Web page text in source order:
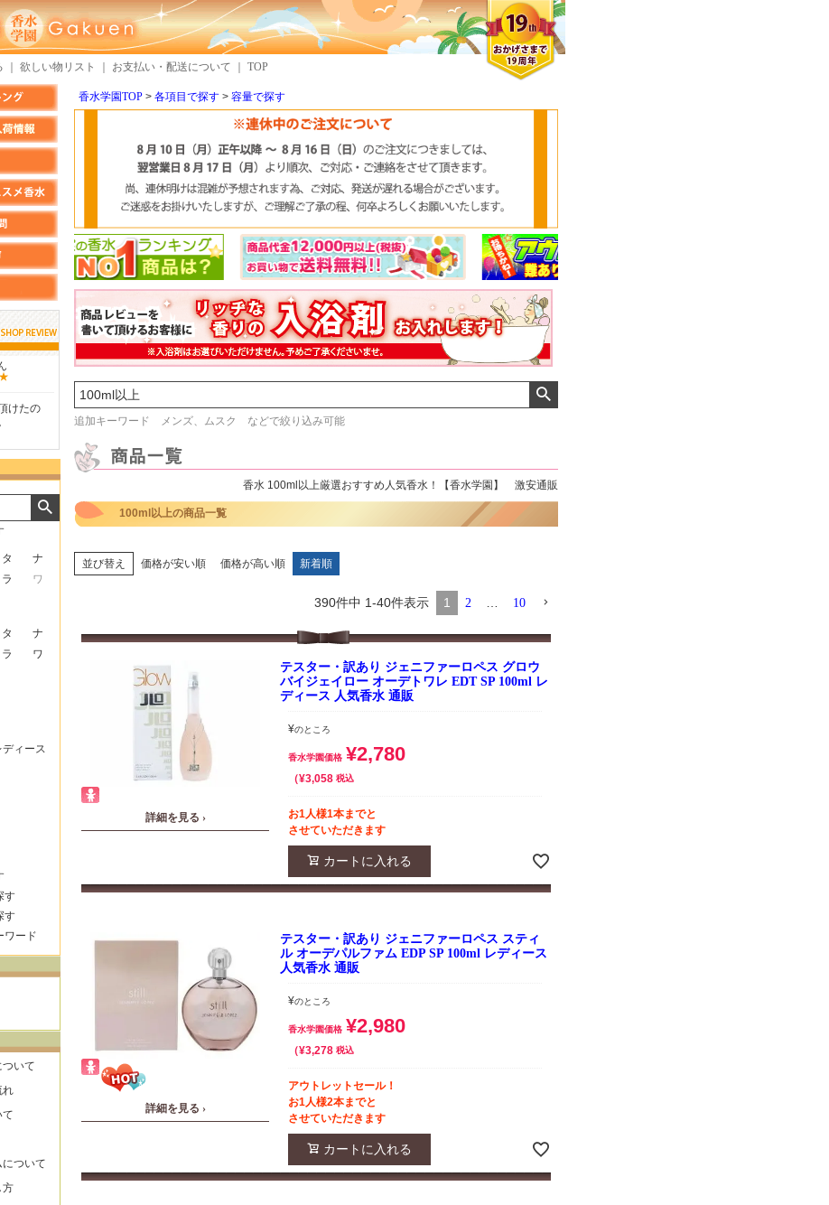
欲しい物リスト お支払い・配送について TOP
香水学園TOP 各項目で探す 容量で探す
検索
追加キーワード メンズ、ムスク などで絞り込み可能
香水 100ml以上厳選おすすめ人気香水！【香水学園】 激安通販
100ml以上の商品一覧
並び替え 価格が安い順 価格が高い順 新着順
390件中 1-40件表示 1 2 10
詳細を見る ›
テスター・訳あり ジェニファーロペス グロウ
バイジェイロー オーデトワレ EDT SP 100ml レ
ディース 人気香水 通販
¥のところ
香水学園価格 ¥2,780
¥3,058 税込
お1人様1本までと
させていただきます
カートに入れる
詳細を見る ›
テスター・訳あり ジェニファーロペス スティ
ル オーデパルファム EDP SP 100ml レディース
人気香水 通販
¥のところ
香水学園価格 ¥2,980
¥3,278 税込
アウトレットセール！
お1人様2本までと
させていただきます
カートに入れる
けたの
しらすさん
商品が早く届いたのでよか
ったです。また利用させて
MMさん
好きな香水を、いろいろ少
量試せるところが魅力でし
クロエさん
気持ちよくお取引が出来ま
おまけありがとうございま
タ
ナ
ラ ワ
タ
ナ
ラ
ワ
ディース
す
す
ワード
いて
れ
て
ついて
方